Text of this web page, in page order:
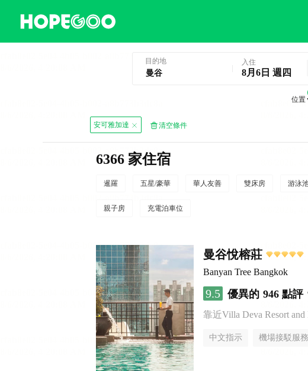
目的地 入住
8月6日 週四
位置
安可雅加達 清空條件
6366 家住宿
暹羅 五星/豪華 華人友善 雙床房 游泳
親子房 充電泊車位
曼谷悅榕莊
Banyan Tree Bangkok
9.5 優異的 946 點評
靠近Villa Deva Resort and
中文指示 機場接駁服務